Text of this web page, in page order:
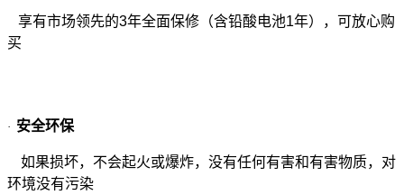
享有市场领先的3年全面保修（含铅酸电池1年），可放心购
买
· 安全环保
如果损坏，不会起火或爆炸，没有任何有害和有害物质，对
环境没有污染